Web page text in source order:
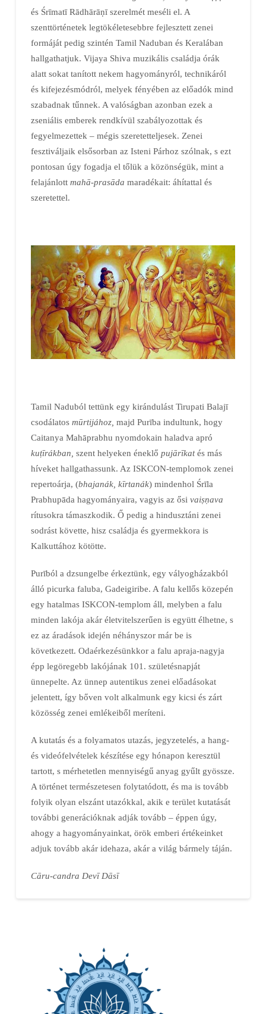
és Śrīmatī Rādhārāṇī szerelmét meséli el. A
szenttörténetek legtökéletesebbre fejlesztett zenei
formáját pedig szintén Tamil Naduban és Keralában
hallgathatjuk. Vijaya Shiva muzikális családja órák
alatt sokat tanított nekem hagyományról, technikáról
és kifejezésmódról, melyek fényében az előadók mind
szabadnak tűnnek. A valóságban azonban ezek a
zseniális emberek rendkívül szabályozottak és
fegyelmezettek – mégis szeretetteljesek. Zenei
fesztiváljaik elsősorban az Isteni Párhoz szólnak, s ezt
pontosan úgy fogadja el tőlük a közönségük, mint a
felajánlott mahā-prasāda maradékait: áhítattal és
szeretettel.
Tamil Naduból tettünk egy kirándulást Tirupati Balajī
csodálatos mūrtijához, majd Purība indultunk, hogy
Caitanya Mahāprabhu nyomdokain haladva apró
kuṭīrákban, szent helyeken éneklő pujārīkatés más
híveket hallgathassunk. Az ISKCON-templomok zenei
repertoárja, (bhajanák, kīrtanák) mindenhol Śrīla
Prabhupāda hagyományaira, vagyis az ősi vaiṣṇava
rítusokra támaszkodik. Ő pedig a hindusztáni zenei
sodrást követte, hisz családja és gyermekkora is
Kalkuttához kötötte.
Purīból a dzsungelbe érkeztünk, egy vályogházakból
álló picurka faluba, Gadeigiribe. A falu kellős közepén
egy hatalmas ISKCON-templom áll, melyben a falu
minden lakója akár életvitelszerűen is együtt élhetne, s
ez az áradások idején néhányszor már be is
következett. Odaérkezésünkkor a falu apraja-nagyja
épp legöregebb lakójának 101. születésnapját
ünnepelte. Az ünnep autentikus zenei előadásokat
jelentett, így bőven volt alkalmunk egy kicsi és zárt
közösség zenei emlékeiből meríteni.
A kutatás és a folyamatos utazás, jegyzetelés, a hang-
és videófelvételek készítése egy hónapon keresztül
tartott, s mérhetetlen mennyiségű anyag gyűlt gyössze.
A történet természetesen folytatódott, és ma is tovább
folyik olyan elszánt utazókkal, akik e terület kutatását
további generációknak adják tovább – éppen úgy,
ahogy a hagyományainkat, örök emberi értékeinket
adjuk tovább akár idehaza, akár a világ bármely táján.
Cāru-candra Devī Dāsī